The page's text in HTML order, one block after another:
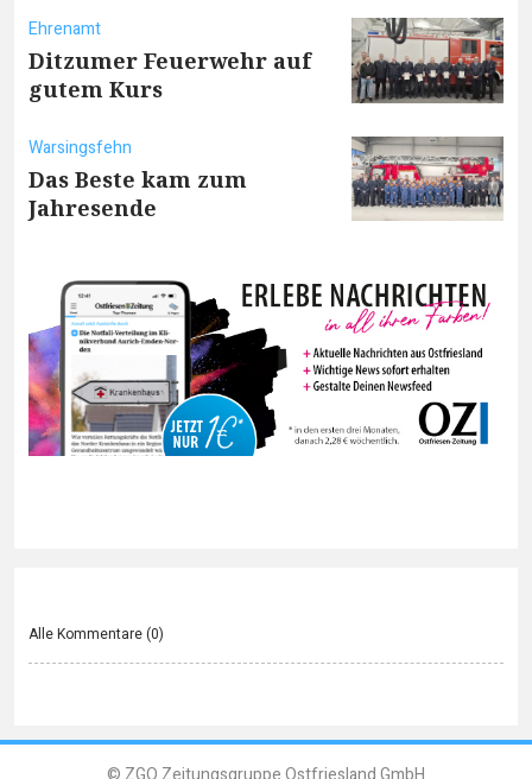
Ehrenamt
Ditzumer Feuerwehr auf
gutem Kurs
Warsingsfehn
Das Beste kam zum
Jahresende
Alle Kommentare (0)